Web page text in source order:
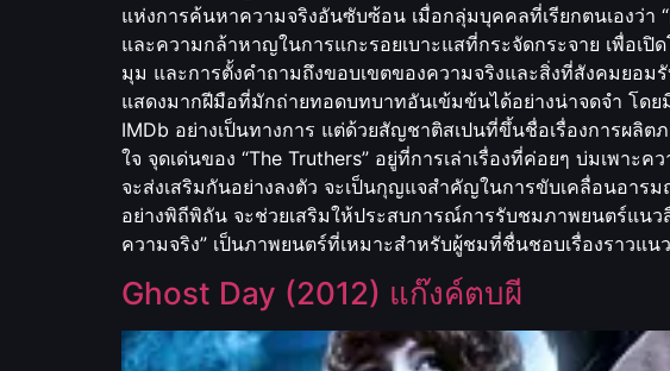
แห่งการค้นหาความจริงอันซับซ้อน เมื่อกลุ่มบุคคลที่เรียกตนเองว่
และความกล้าหาญในการแกะรอยเบาะแสที่กระจัดกระจาย เพื่อเ
มุม และการตั้งคำถามถึงขอบเขตของความจริงและสิ่งที่สังคมยอม
แสดงมากฝีมือที่มักถ่ายทอดบทบาทอันเข้มข้นได้อย่างน่าจดจำ โดย
IMDb อย่างเป็นทางการ แต่ด้วยสัญชาติสเปนที่ขึ้นชื่อเรื่องการผ
ใจ จุดเด่นของ “The Truthers” อยู่ที่การเล่าเรื่องที่ค่อยๆ บ่มเพา
จะส่งเสริมกันอย่างลงตัว จะเป็นกุญแจสำคัญในการขับเคลื่อนอาร
อย่างพิถีพิถัน จะช่วยเสริมให้ประสบการณ์การรับชมภาพยนตร์แน
ความจริง” เป็นภาพยนตร์ที่เหมาะสำหรับผู้ชมที่ชื่นชอบเรื่องราวแ
Ghost Day (2012) แก๊งค์ตบผี